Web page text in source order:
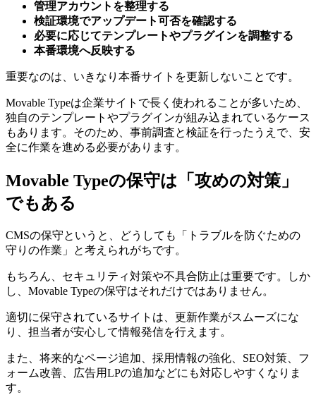
管理アカウントを整理する
検証環境でアップデート可否を確認する
必要に応じてテンプレートやプラグインを調整する
本番環境へ反映する
重要なのは、いきなり本番サイトを更新しないことです。
Movable Typeは企業サイトで長く使われることが多いため、
独自のテンプレートやプラグインが組み込まれているケース
もあります。そのため、事前調査と検証を行ったうえで、安
全に作業を進める必要があります。
Movable Typeの保守は「攻めの対策」
でもある
CMSの保守というと、どうしても「トラブルを防ぐための
守りの作業」と考えられがちです。
もちろん、セキュリティ対策や不具合防止は重要です。しか
し、Movable Typeの保守はそれだけではありません。
適切に保守されているサイトは、更新作業がスムーズにな
り、担当者が安心して情報発信を行えます。
また、将来的なページ追加、採用情報の強化、SEO対策、フ
ォーム改善、広告用LPの追加などにも対応しやすくなりま
す。